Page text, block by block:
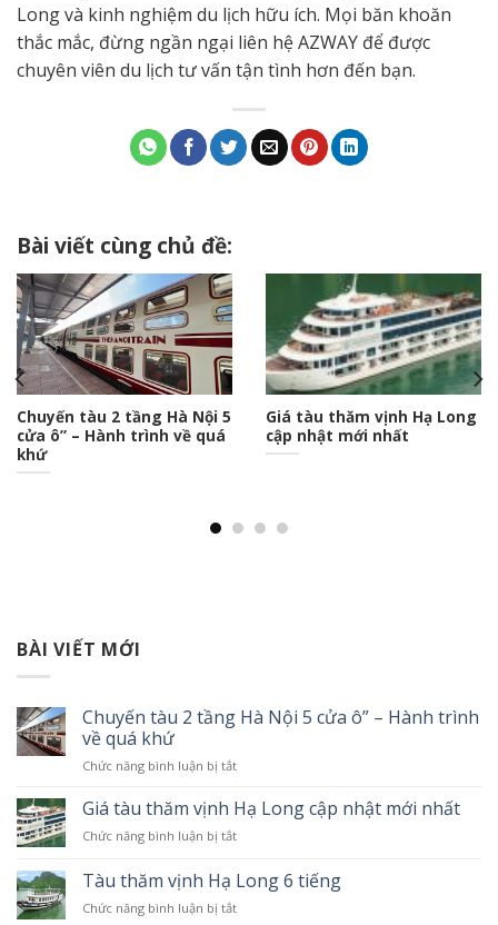
Long và kinh nghiệm du lịch hữu ích. Mọi băn khoăn
thắc mắc, đừng ngần ngại liên hệ AZWAY để được
chuyên viên du lịch tư vấn tận tình hơn đến bạn.
Bài viết cùng chủ đề:
Chuyến tàu 2 tầng Hà Nội 5
cửa ô” – Hành trình về quá
khứ
Giá tàu thăm vịnh Hạ Long
cập nhật mới nhất
BÀI VIẾT MỚI
Chuyến tàu 2 tầng Hà Nội 5 cửa ô” – Hành trình
về quá khứ
Chức năng bình luận bị tắt
tàu
Nội
Giá tàu thăm vịnh Hạ Long cập nhật mới nhất
Chức năng bình luận bị tắt
tàu
thăm
Tàu thăm vịnh Hạ Long 6 tiếng
Chức năng bình luận bị tắt